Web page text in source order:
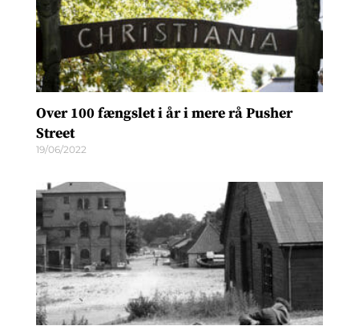
Over 100 fængslet i år i mere rå Pusher
Street
19/06/2022